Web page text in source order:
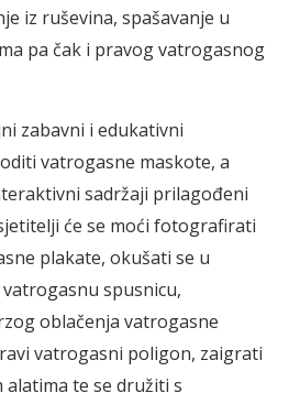
iz ruševina, spašavanje u
pa čak i pravog vatrogasnog
zabavni i edukativni
vatrogasne maskote, a
sadržaji prilagođeni
će se moći fotografirati
plakate, okušati se u
spusnicu,
oblačenja vatrogasne
vatrogasni poligon, zaigrati
alatima te se družiti s